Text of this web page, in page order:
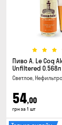
Пиво A. Le Coq
Unfiltered 0.568л
Светлое,
54,00
грн за 1 шт